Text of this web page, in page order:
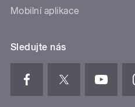
Mobilní aplikace
Sledujte nás